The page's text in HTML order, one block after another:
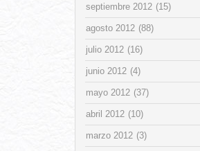
septiembre 2012 (15)
agosto 2012 (88)
julio 2012 (16)
junio 2012 (4)
mayo 2012 (37)
abril 2012 (10)
marzo 2012 (3)